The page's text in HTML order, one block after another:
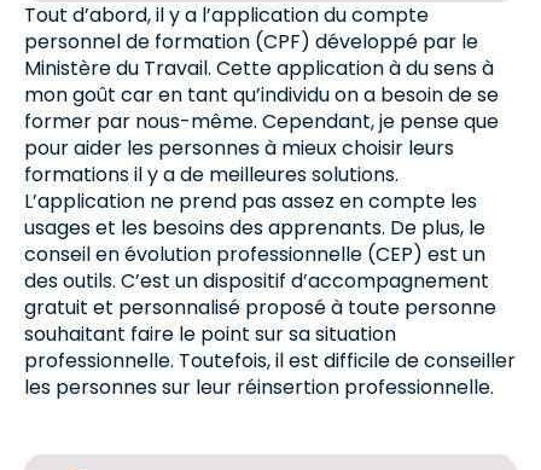
Tout d’abord, il y a l’application du compte
personnel de formation (CPF) développé par le
Ministère du Travail. Cette application à du sens à
mon goût car en tant qu’individu on a besoin de se
former par nous-même. Cependant, je pense que
pour aider les personnes à mieux choisir leurs
formations il y a de meilleures solutions.
L’application ne prend pas assez en compte les
usages et les besoins des apprenants. De plus, le
conseil en évolution professionnelle (CEP) est un
des outils. C’est un dispositif d’accompagnement
gratuit et personnalisé proposé à toute personne
souhaitant faire le point sur sa situation
professionnelle. Toutefois, il est difficile de conseiller
les personnes sur leur réinsertion professionnelle.